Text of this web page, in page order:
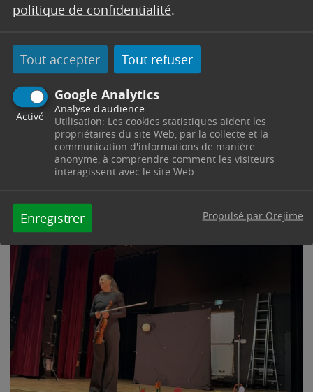
politique de confidentialité.
Tout accepter Tout refuser
Google Analytics
Activé
Analyse d'audience
Utilisation: Les cookies statistiques aident les
propriétaires du site Web, par la collecte et la
communication d'informations de manière
anonyme, à comprendre comment les visiteurs
interagissent avec le site Web.
Enregistrer Propulsé par Orejime